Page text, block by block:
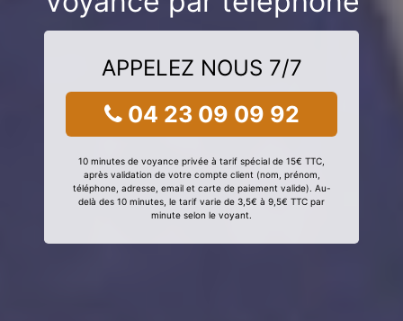
APPELEZ NOUS 7/7
04 23 09 09 92
10 minutes de voyance privée à tarif spécial de 15€ TTC,
après validation de votre compte client (nom, prénom,
téléphone, adresse, email et carte de paiement valide). Au-
delà des 10 minutes, le tarif varie de 3,5€ à 9,5€ TTC par
minute selon le voyant.